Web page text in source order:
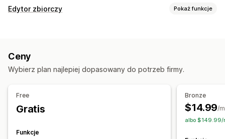
Typ synchronizacji
Niestandardowe
Zautomatyzowane alerty
Aktualizacje zamówienia
Raporty o błędach
Import i eksport danych
Status w czasie rzeczywistym
Edytor zbiorczy Pokaż funkcje
SKU i kody kreskowe
Kolekcje
Migracja danych
Wyszukiwanie i filtrowanie
Ceny
Wybierz plan najlepiej dopasowany do potrzeb firmy.
Free
Gratis
Funkcje
Bronze
$14.99/
albo $149.99/